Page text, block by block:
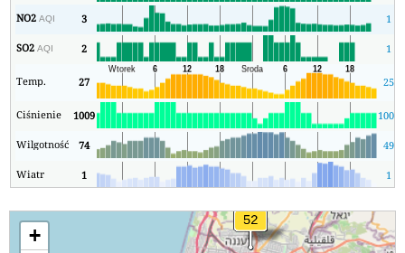
NO2AQI 3 1
SO2AQI 2 1
Temp. 27 25
Ciśnienie 1009 1008
Wilgotność 74 49
Wiatr 1 1
+